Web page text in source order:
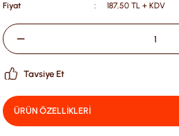
Fiyat
187,50 TL + KDV
Tavsiye Et
ÜRÜN ÖZELLİKLERİ